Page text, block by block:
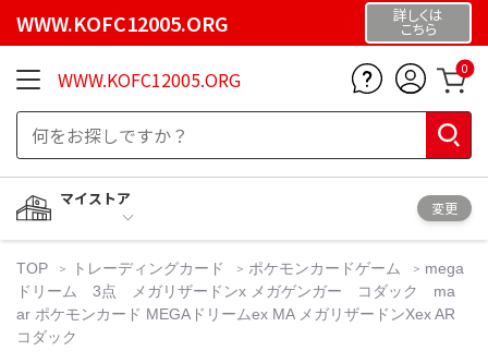
WWW.KOFC12005.ORG 詳しくは
こちら
WWW.KOFC12005.ORG 0
マイストア
変更
TOP トレーディングカード ポケモンカードゲーム
mega
ドリーム 3点 メガリザードンx メガゲンガー コダック ma
ar ポケモンカード MEGAドリームex MA メガリザードンXex AR
コダック